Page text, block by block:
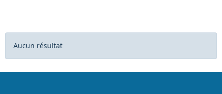
Info
Aucun résultat